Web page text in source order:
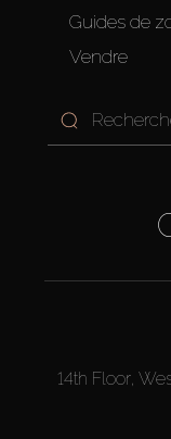
Guides de
Vendre
14th Floor,